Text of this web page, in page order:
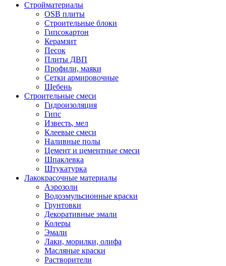
Стройматериалы
OSB плиты
Строительные блоки
Гипсокартон
Керамзит
Песок
Плиты ДВП
Профили, маяки
Сетки армировочные
Щебень
Строительные смеси
Гидроизоляция
Гипс
Известь, мел
Клеевые смеси
Наливные полы
Цемент и цементные смеси
Шпаклевка
Штукатурка
Лакокрасочные материалы
Аэрозоли
Водоэмульсионные краски
Грунтовки
Декоративные эмали
Колеры
Эмали
Лаки, морилки, олифа
Масляные краски
Растворители